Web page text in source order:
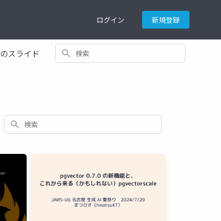
ログイン 新規登録
スライド 検索
検索